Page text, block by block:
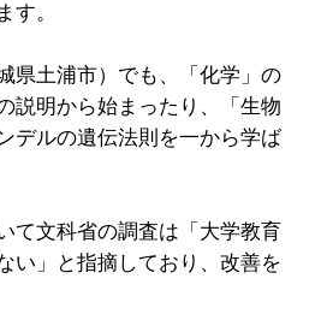
す。
県土浦市）でも、「化学」の
説明から始まったり、「生物
デルの遺伝法則を一から学ば
て文科省の調査は「大学教育
い」と指摘しており、改善を